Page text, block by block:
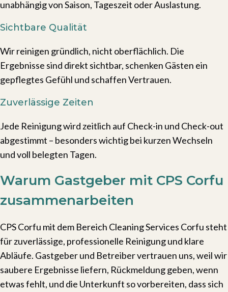
unabhängig von Saison, Tageszeit oder Auslastung.
Sichtbare Qualität
Wir reinigen gründlich, nicht oberflächlich. Die
Ergebnisse sind direkt sichtbar, schenken Gästen ein
gepflegtes Gefühl und schaffen Vertrauen.
Zuverlässige Zeiten
Jede Reinigung wird zeitlich auf Check-in und Check-out
abgestimmt – besonders wichtig bei kurzen Wechseln
und voll belegten Tagen.
Warum Gastgeber mit CPS Corfu
zusammenarbeiten
CPS Corfu mit dem Bereich Cleaning Services Corfu steht
für zuverlässige, professionelle Reinigung und klare
Abläufe. Gastgeber und Betreiber vertrauen uns, weil wir
saubere Ergebnisse liefern, Rückmeldung geben, wenn
etwas fehlt, und die Unterkunft so vorbereiten, dass sich